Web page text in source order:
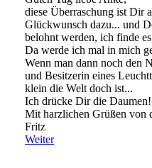
diese Überraschung ist Dir
Glückwunsch dazu... und
belohnt werden, ich finde
Da werde ich mal in mich
Wenn man dann noch den
und Besitzerin eines
klein die Welt doch ist...
Ich drücke Dir die Daumen!
Mit harzlichen Grüßen von
Fritz
Weiter